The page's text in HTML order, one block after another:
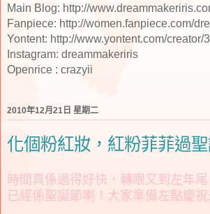
Main Blog: http://
Fanpiece: http://women.fanpiece.com/
Yontent: http://www.yontent.com/creator/
Instagram: dreammakeriris
Openrice : crazyii
2010年12月21日 星期二
化個粉紅妝，紅粉菲菲過聖
時間真係過得好快，轉眼又到左年
已經係聖誕節喇！大家準備左點慶祝